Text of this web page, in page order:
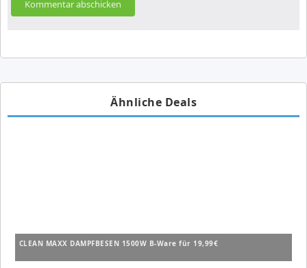
Ähnliche Deals
CLEAN MAXX DAMPFBESEN 1500W B-Ware für 19,99€